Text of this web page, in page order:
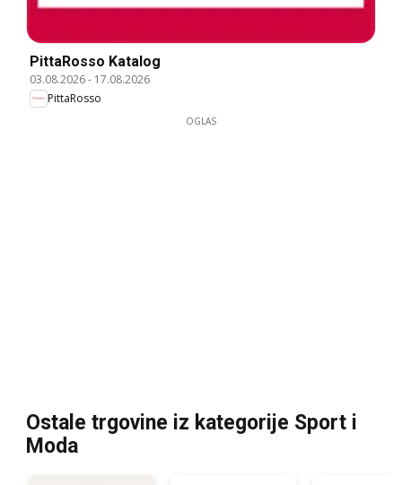
PittaRosso Katalog
03.08.2026- 17.08.2026
PittaRosso
OGLAS
Ostale trgovine iz kategorije Sport i
Moda